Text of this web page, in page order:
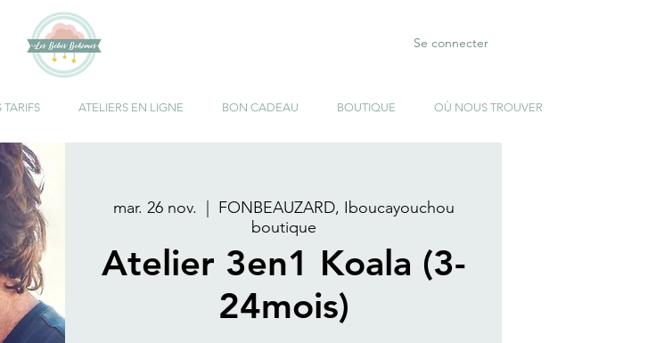
Se connecter
TARIFS ATELIERS EN LIGNE BON CADEAU BOUTIQUE OÙ NOUS TROUVER
mar. 26 nov.
  |
FONBEAUZARD, Iboucayouchou
boutique
Atelier 3en1 Koala (3-
24mois)